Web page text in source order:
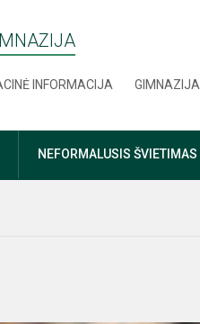
INFORMACIJA GIMNAZIJA
NEFORMALUSIS ŠVIETIMAS